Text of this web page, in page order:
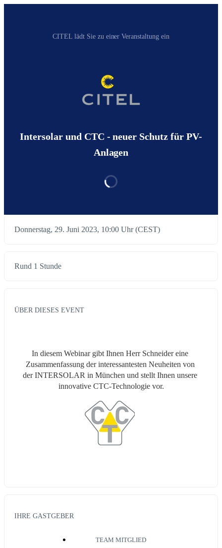
CITEL‬ lädt Sie zu einer Veranstaltung ein
Intersolar und CTC - neuer Schutz für PV-
Anlagen
Donnerstag, 29. Juni 2023, 10:00 Uhr (CEST)
Rund 1 Stunde
ÜBER DIESES EVENT
In diesem Webinar gibt Ihnen Herr Schneider eine
Zusammenfassung der interessantesten Neuheiten von
der INTERSOLAR in München und stellt Ihnen unsere
innovative CTC-Technologie vor.
IHRE GASTGEBER
TEAM MITGLIED